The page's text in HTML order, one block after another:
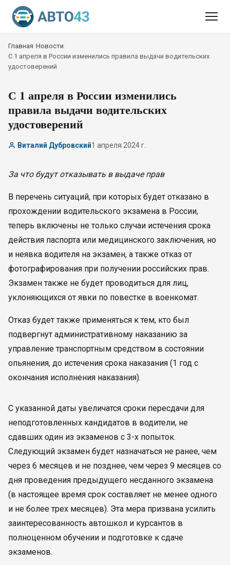
Главная Новости
С 1 апреля в России изменились правила выдачи водительских
удостоверений
С 1 апреля в России изменились
правила выдачи водительских
удостоверений
Виталий Дубровский1 апреля 2024 г.
За что будут отказывать в выдаче прав
В перечень ситуаций, при которых будет отказано в
прохождении водительского экзамена в России,
теперь включены не только случаи истечения срока
действия паспорта или медицинского заключения, но
и неявка водителя на экзамен, а также отказ от
фотографирования при получении российских прав.
Экзамен также не будет проводиться для лиц,
уклоняющихся от явки по повестке в военкомат.
Отказ будет также применяться к тем, кто был
подвергнут административному наказанию за
управление транспортным средством в состоянии
опьянения, до истечения срока наказания (1 год с
окончания исполнения наказания).
С указанной даты увеличатся сроки пересдачи для
неподготовленных кандидатов в водители, не
сдавших один из экзаменов с 3-х попыток.
Следующий экзамен будет назначаться не ранее, чем
через 6 месяцев и не позднее, чем через 9 месяцев со
дня проведения предыдущего несданного экзамена
(в настоящее время срок составляет не менее одного
и не более трех месяцев). Эта мера призвана усилить
заинтересованность автошкол и курсантов в
полноценном обучении и подготовке к сдаче
экзаменов.